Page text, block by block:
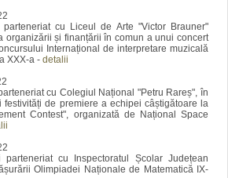
cu Liceul de Arte "Victor Brauner"
organizării și finanțării în comun a unui concert
Internațional de interpretare muzicală
XXX-a - detalii
cu Colegiul Național "Petru Rareș", în
festivități de premiere a echipei câștigătoare la
Contest", organizată de Național Space
cu Inspectoratul Școlar Județean
Olimpiadei Naționale de Matematică IX-